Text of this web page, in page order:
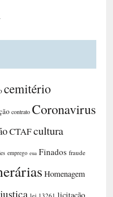
cemitério
contrato Coronavirus
CTAFcultura
emprego eua Finados fraude
Homenagem
justiça